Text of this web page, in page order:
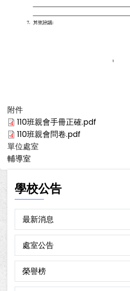
附件
110班親會手冊正確.pdf
110班親會問卷.pdf
單位處室
輔導室
學校公告
最新消息
處室公告
榮譽榜